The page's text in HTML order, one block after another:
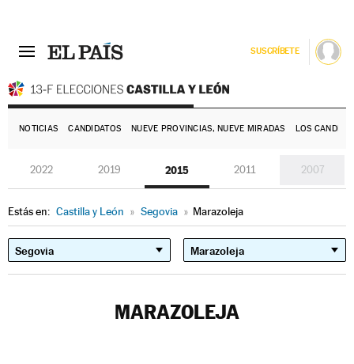
SUSCRÍBETE
NOTICIAS CANDIDATOS NUEVE PROVINCIAS, NUEVE MIRADAS LOS
2022 2019 2015 2011 2007
Estás en: Castilla y León » Segovia » Marazoleja
MARAZOLEJA